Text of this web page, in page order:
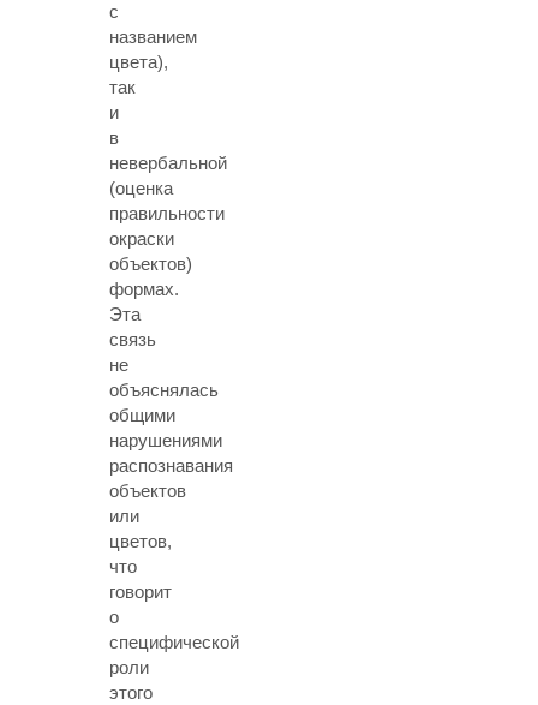
с
названием
цвета),
так
и
в
невербальной
(оценка
правильности
окраски
объектов)
формах.
Эта
связь
не
объяснялась
общими
нарушениями
распознавания
объектов
или
цветов,
что
говорит
о
специфической
роли
этого